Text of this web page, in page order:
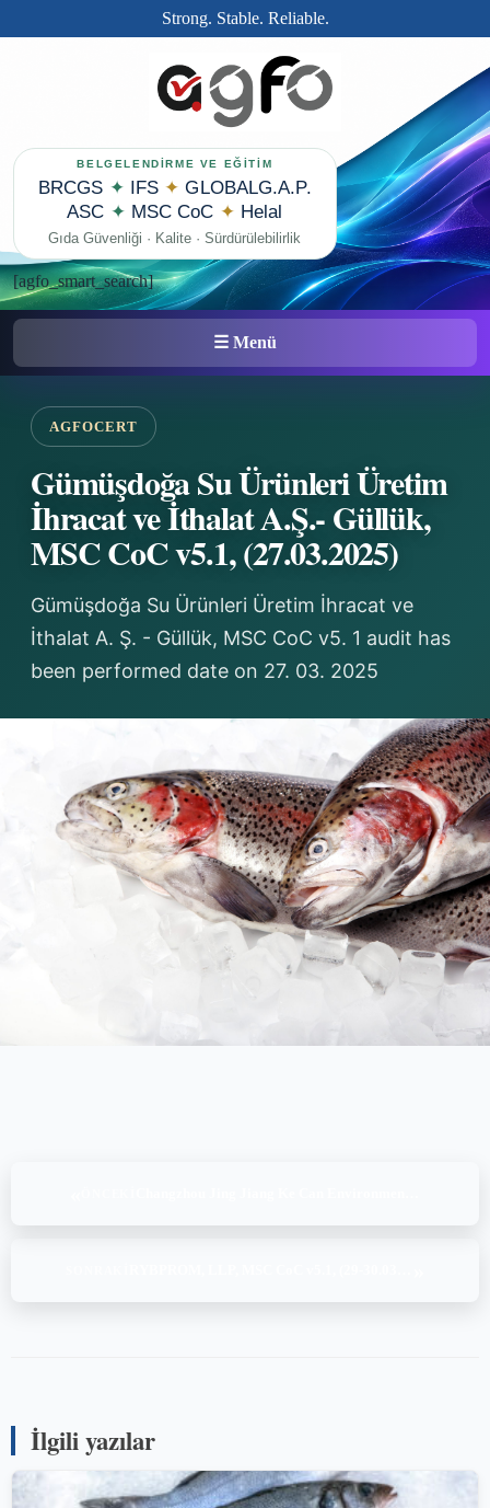
Strong. Stable. Reliable.
BELGELENDİRME VE EĞİTİM
BRCGS ✦ IFS ✦ GLOBALG.A.P.
ASC ✦ MSC CoC ✦ Helal
Gıda Güvenliği · Kalite · Sürdürülebilirlik
[agfo_smart_search]
☰ Menü
AGFOCERT
Gümüşdoğa Su Ürünleri Üretim
İhracat ve İthalat A.Ş.- Güllük,
MSC CoC v5.1, (27.03.2025)
Gümüşdoğa Su Ürünleri Üretim İhracat ve
İthalat A. Ş. - Güllük, MSC CoC v5. 1 audit has
been performed date on 27. 03. 2025
İlgili yazılar